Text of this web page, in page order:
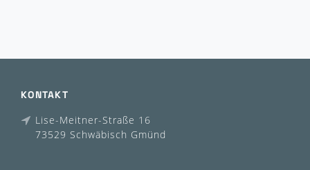
KONTAKT
Lise-Meitner-Straße 16
73529 Schwäbisch Gmünd